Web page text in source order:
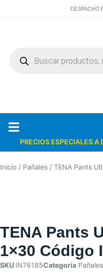
DESPACHO
PRECIOS ESPECIALES A
Inicio / Pañales / TENA Pants
TENA Pants
1×30 Código
SKU IN76185Categoría Pañales